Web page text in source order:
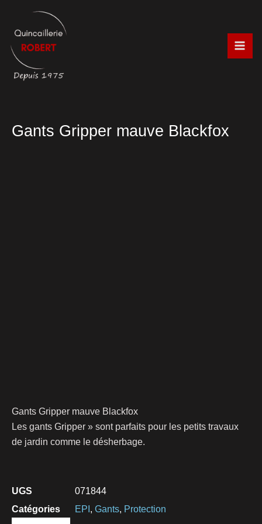
contenu
Gants Gripper mauve Blackfox
Gants Gripper mauve Blackfox
Les gants Gripper » sont parfaits pour les petits travaux
de jardin comme le désherbage.
UGS
071844
Catégories
EPI Gants Protection